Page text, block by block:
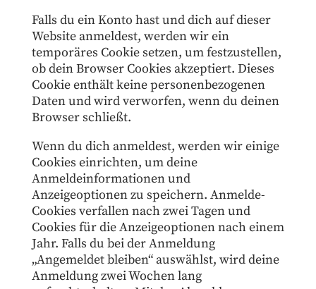
Falls du ein Konto hast und dich auf dieser
Website anmeldest, werden wir ein
temporäres Cookie setzen, um festzustellen,
ob dein Browser Cookies akzeptiert. Dieses
Cookie enthält keine personenbezogenen
Daten und wird verworfen, wenn du deinen
Browser schließt.
Wenn du dich anmeldest, werden wir einige
Cookies einrichten, um deine
Anmeldeinformationen und
Anzeigeoptionen zu speichern. Anmelde-
Cookies verfallen nach zwei Tagen und
Cookies für die Anzeigeoptionen nach einem
Jahr. Falls du bei der Anmeldung
„Angemeldet bleiben“ auswählst, wird deine
Anmeldung zwei Wochen lang